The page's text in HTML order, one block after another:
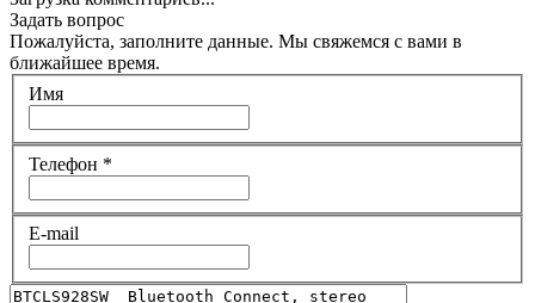
Задать вопрос
Пожалуйста, заполните данные. Мы свяжемся с вами в
ближайшее время.
Имя
Телефон *
E-mail